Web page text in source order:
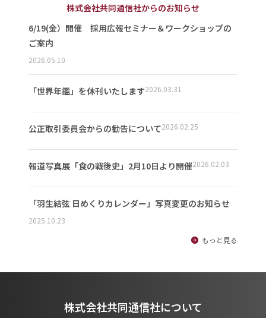
株式会社共同通信社からのお知らせ
6/19(金）開催 採用広報セミナー＆ワークショップの
ご案内
2026.05.10
「世界年鑑」を休刊いたします2026.03.31
公正取引委員会からの勧告について2026.02.25
報道写真展「食の戦後史」2月10日より開催2026.02.03
「羽生結弦 日めくりカレンダー」写真変更のお知らせ
2025.10.23
もっと見る
株式会社共同通信社について